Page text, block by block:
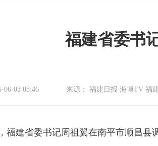
福建省委书
06-03 08:46 来源： 福建日报 海博TV 福
建省委书记周祖翼在南平市顺昌县